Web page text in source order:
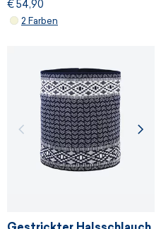
€ 54,90
2 Farben